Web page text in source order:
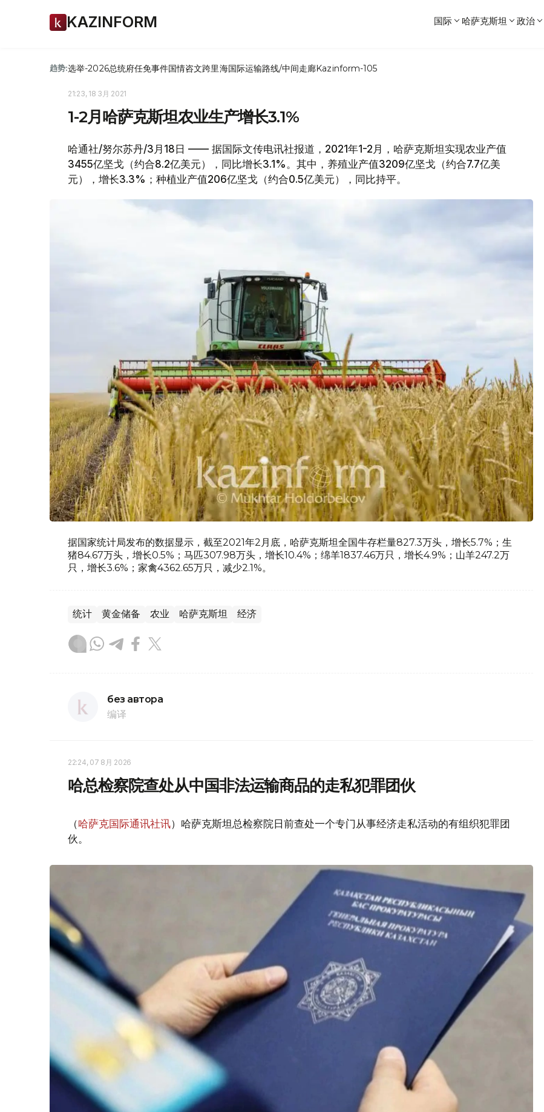
KAZINFORM 国际 哈萨克斯坦 政治
趋势:选举-2026总统府任免事件国情咨文跨里海国际运输路线/中间走廊Kazinform-105
21:23, 18 3月 2021
1-2月哈萨克斯坦农业生产增长3.1%
哈通社/努尔苏丹/3月18日 —— 据国际文传电讯社报道，2021年1-2月，哈萨克斯坦实现农业产值
3455亿坚戈（约合8.2亿美元），同比增长3.1%。其中，养殖业产值3209亿坚戈（约合7.7亿美
元），增长3.3%；种植业产值206亿坚戈（约合0.5亿美元），同比持平。
据国家统计局发布的数据显示，截至2021年2月底，哈萨克斯坦全国牛存栏量827.3万头，增长5.7%；生
猪84.67万头，增长0.5%；马匹307.98万头，增长10.4%；绵羊1837.46万只，增长4.9%；山羊247.2万
只，增长3.6%；家禽4362.65万只，减少2.1%。
统计 黄金储备 农业 哈萨克斯坦 经济
без автора
编译
22:24, 07 8月 2026
哈总检察院查处从中国非法运输商品的走私犯罪团伙
（哈萨克国际通讯社讯）哈萨克斯坦总检察院日前查处一个专门从事经济走私活动的有组织犯罪团
伙。